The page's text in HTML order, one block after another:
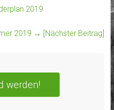
2019
2019 → [Nächster Beitrag]
werden!